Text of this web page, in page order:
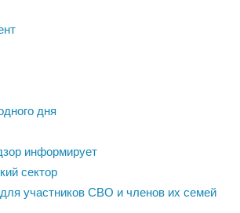
дня
информирует
сектор
участников СВО и членов их семей